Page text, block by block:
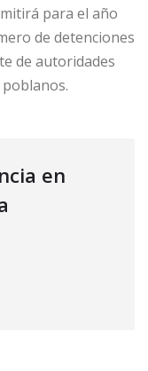
para el año
de detenciones
de autoridades
en